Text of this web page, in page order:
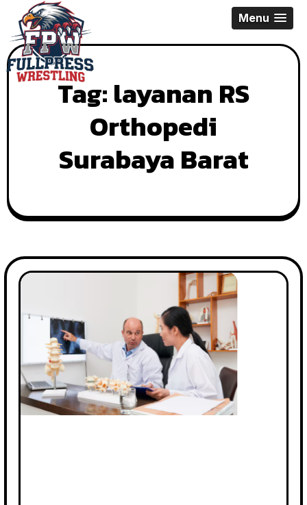
content
Menu
Tag:layanan RS
Orthopedi
Surabaya Barat